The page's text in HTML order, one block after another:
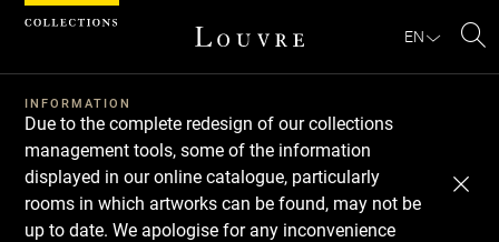
EN
INFORMATION
Due to the complete redesign of our collections
management tools, some of the information
displayed in our online catalogue, particularly
rooms in which artworks can be found, may not be
up to date. We apologise for any inconvenience
Cookies management panel